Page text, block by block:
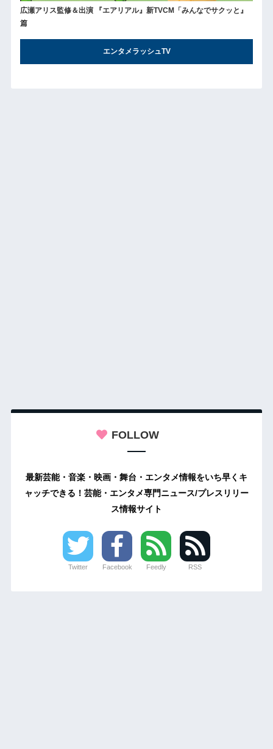
広瀬アリス監修＆出演 『エアリアル』新TVCM「みんなでサクッと』
篇
エンタメラッシュTV
FOLLOW
最新芸能・音楽・映画・舞台・エンタメ情報をいち早くキ
ャッチできる！芸能・エンタメ専門ニュース/プレスリリー
ス情報サイト
Twitter Facebook Feedly RSS